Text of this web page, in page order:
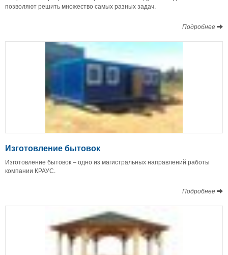
позволяют решить множество самых разных задач.
Подробнее
Изготовление бытовок
Изготовление бытовок – одно из магистральных направлений работы
компании КРАУС.
Подробнее